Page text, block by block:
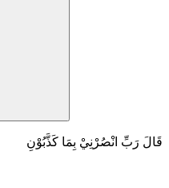
قَالَ رَبِّ انْصُرْنِيْ بِمَا كَذَّبُوْنِ